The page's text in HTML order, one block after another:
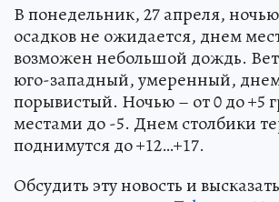
В понедельник, 27 апреля,
осадков не ожидается, днем
возможен небольшой дождь.
юго-западный, умеренный,
порывистый. Ночью – от 0 до +5
местами до -5. Днем столбики
поднимутся до +12…+17.
Обсудить эту новость и